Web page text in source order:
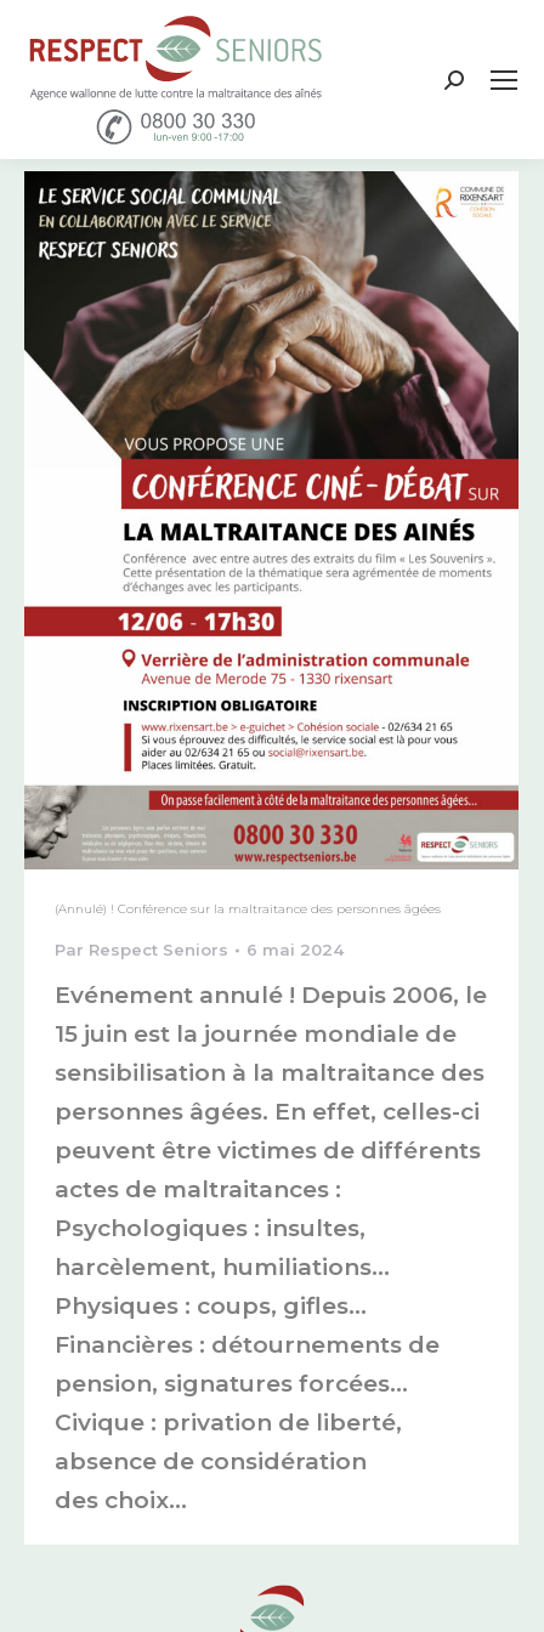
(Annulé) ! Conférence sur la maltraitance des personnes âgées
Par Respect Seniors 6 mai 2024
Evénement annulé ! Depuis 2006, le
15 juin est la journée mondiale de
sensibilisation à la maltraitance des
personnes âgées. En effet, celles-ci
peuvent être victimes de différents
actes de maltraitances :
Psychologiques : insultes,
harcèlement, humiliations…
Physiques : coups, gifles…
Financières : détournements de
pension, signatures forcées…
Civique : privation de liberté,
absence de considération
des choix…